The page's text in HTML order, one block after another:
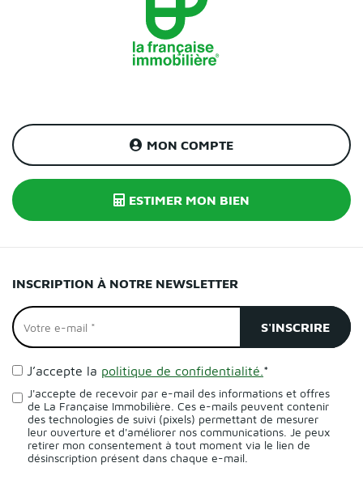
MON COMPTE
ESTIMER MON BIEN
INSCRIPTION À NOTRE NEWSLETTER
J’accepte la politique de confidentialité. *
J'accepte de recevoir par e-mail des informations et offres
de La Française Immobilière. Ces e-mails peuvent contenir
des technologies de suivi (pixels) permettant de mesurer
leur ouverture et d'améliorer nos communications. Je peux
retirer mon consentement à tout moment via le lien de
désinscription présent dans chaque e-mail.